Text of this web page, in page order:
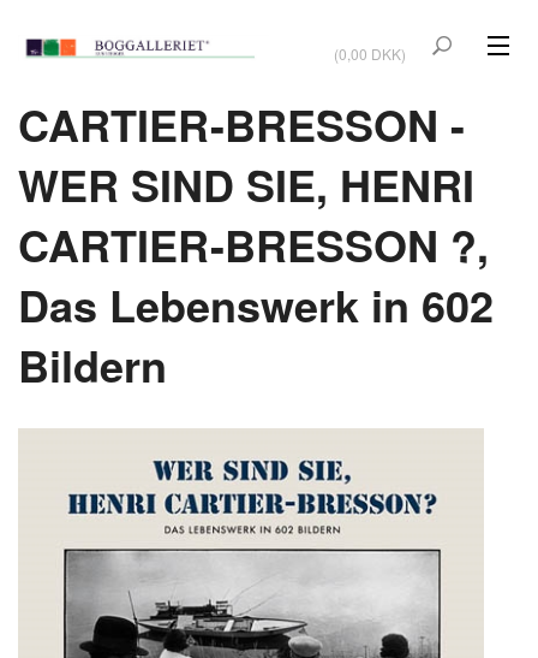
(0,00 DKK)
KUNST
KUNSTKORT
BØGER OM KUNSTNERE
TILBUD
Vis kurv (0,00 DKK)
NYHEDER OM BOGGALLERIET
KONTAKT & ÅBNINSTIDER NYHEDSBREV
UDVIDET SØGNING
CARTIER-BRESSON -
WER SIND SIE, HENRI
CARTIER-BRESSON ?,
Das Lebenswerk in 602
Bildern